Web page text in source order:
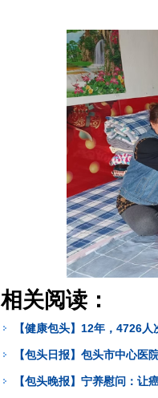
相关阅读：
【健康包头】12年，4726
【包头日报】包头市中心医
【包头晚报】宁养慰问：让